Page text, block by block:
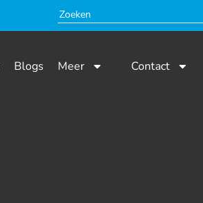
Blogs Meer Contact